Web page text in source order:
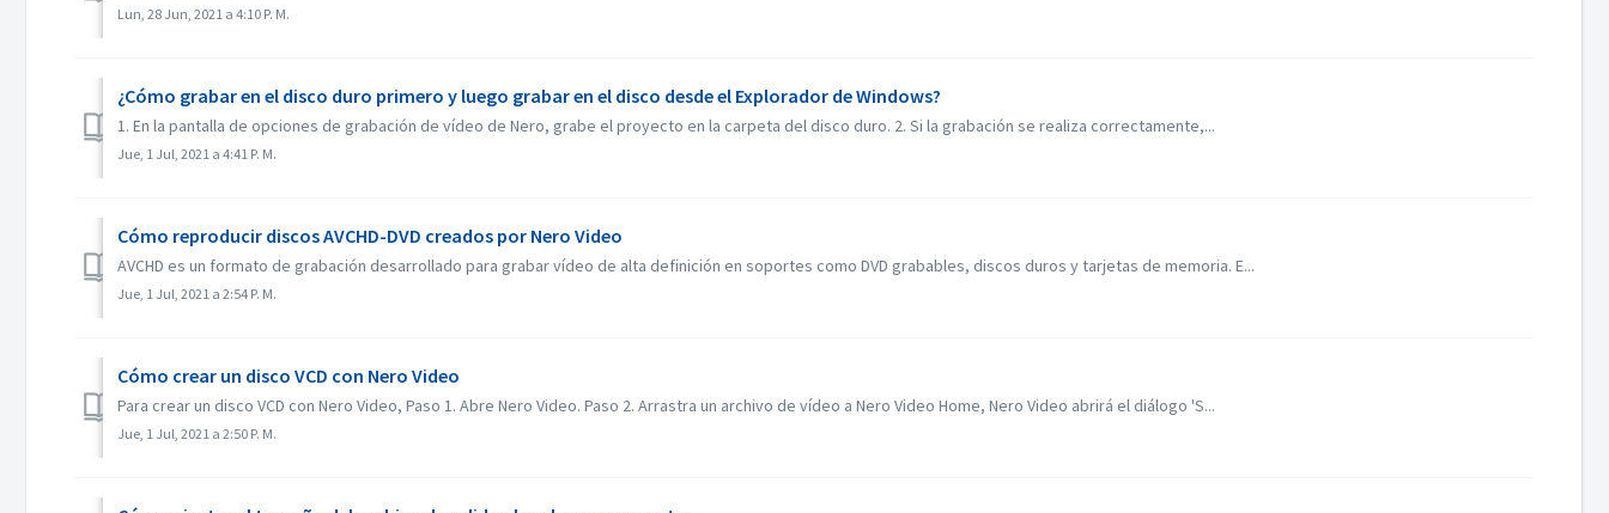
Lun, 28 Jun, 2021 a 4:10 P. M.
¿Cómo grabar en el disco duro primero y luego grabar en el disco desde el Explorador de Windows?
1. En la pantalla de opciones de grabación de vídeo de Nero, grabe el proyecto en la carpeta del disco duro. 2. Si la grabación se realiza correctamente,...
Jue, 1 Jul, 2021 a 4:41 P. M.
Cómo reproducir discos AVCHD-DVD creados por Nero Video
AVCHD es un formato de grabación desarrollado para grabar vídeo de alta definición en soportes como DVD grabables, discos duros y tarjetas de memoria. E...
Jue, 1 Jul, 2021 a 2:54 P. M.
Cómo crear un disco VCD con Nero Video
Para crear un disco VCD con Nero Video, Paso 1. Abre Nero Video. Paso 2. Arrastra un archivo de vídeo a Nero Video Home, Nero Video abrirá el diálogo 'S...
Jue, 1 Jul, 2021 a 2:50 P. M.